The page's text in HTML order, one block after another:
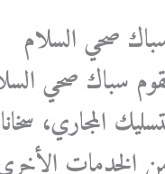
صحي السلام
سباك صحي
المجاري،